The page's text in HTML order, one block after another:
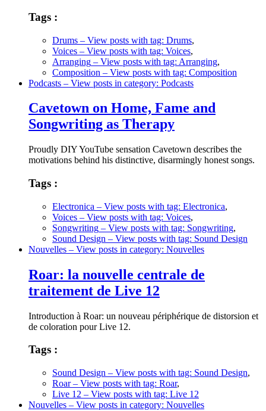
Tags :
Drums – View posts with tag: Drums,
Voices – View posts with tag: Voices,
Arranging – View posts with tag: Arranging,
Composition – View posts with tag: Composition
Podcasts – View posts in category: Podcasts
Cavetown on Home, Fame and
Songwriting as Therapy
Proudly DIY YouTube sensation Cavetown describes the
motivations behind his distinctive, disarmingly honest songs.
Tags :
Electronica – View posts with tag: Electronica,
Voices – View posts with tag: Voices,
Songwriting – View posts with tag: Songwriting,
Sound Design – View posts with tag: Sound Design
Nouvelles – View posts in category: Nouvelles
Roar: la nouvelle centrale de
traitement de Live 12
Introduction à Roar: un nouveau périphérique de distorsion et
de coloration pour Live 12.
Tags :
Sound Design – View posts with tag: Sound Design,
Roar– View posts with tag: Roar,
Live 12 – View posts with tag: Live 12
Nouvelles – View posts in category: Nouvelles